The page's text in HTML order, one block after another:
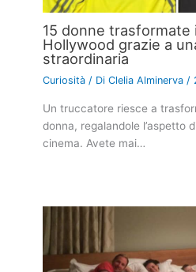
15 donne trasformate
Hollywood grazie a
straordinaria
Curiosità / DiClelia Alminerva/
Un truccatore riesce a
donna, regalandole l’aspetto
cinema. Avete mai…